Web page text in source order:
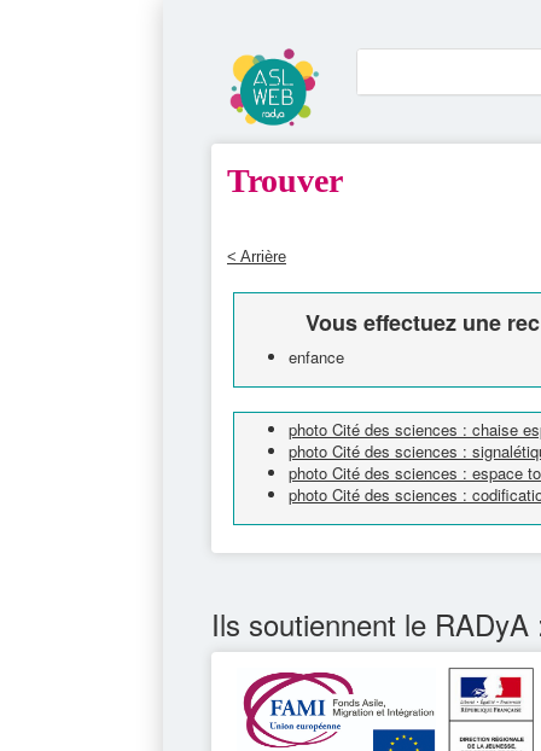
Trouver
< Arrière
Vous effectuez une
enfance
photo Cité des sciences : chaise
photo Cité des sciences :
photo Cité des sciences : espace
photo Cité des sciences :
Ils soutiennent le RADyA